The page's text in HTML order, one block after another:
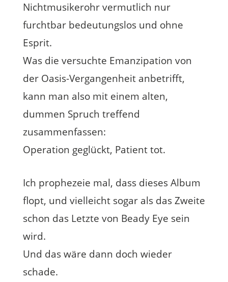
Nichtmusikerohr vermutlich nur
furchtbar bedeutungslos und ohne
Esprit.
Was die versuchte Emanzipation von
der Oasis-Vergangenheit anbetrifft,
kann man also mit einem alten,
dummen Spruch treffend
zusammenfassen:
Operation geglückt, Patient tot.
Ich prophezeie mal, dass dieses Album
flopt, und vielleicht sogar als das Zweite
schon das Letzte von Beady Eye sein
wird.
Und das wäre dann doch wieder
schade.